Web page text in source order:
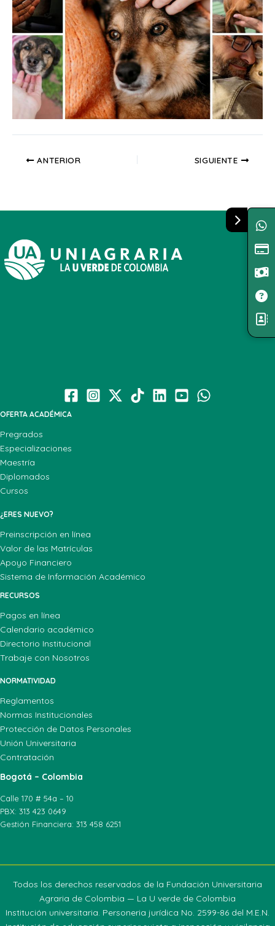
ANTERIOR SIGUIENTE
OFERTA ACADÉMICA
Pregrados
Especializaciones
Maestría
Diplomados
Cursos
¿ERES NUEVO?
Preinscripción en línea
Valor de las Matrículas
Apoyo Financiero
Sistema de Información Académico
RECURSOS
Pagos en línea
Calendario académico
Directorio Institucional
Trabaje con Nosotros
NORMATIVIDAD
Reglamentos
Normas Institucionales
Protección de Datos Personales
Unión Universitaria
Contratación
Bogotá – Colombia
Calle 170 # 54a – 10
PBX: 313 423 0649
Gestión Financiera: 313 458 6251
Todos los derechos reservados de la Fundación Universitaria
Agraria de Colombia — La U verde de Colombia
Institución universitaria. Personeria jurídica No. 2599-86 del M.E.N.